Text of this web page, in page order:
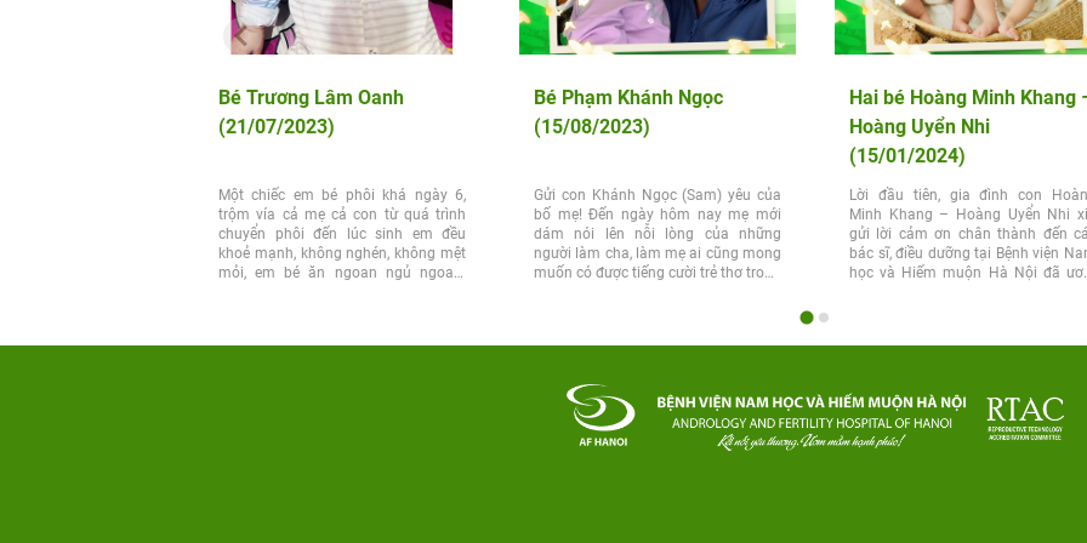
Bé Trương Lâm Oanh
(21/07/2023)
Một chiếc em bé phôi khá ngày 6,
trộm vía cả mẹ cả con từ quá trình
chuyển phôi đến lúc sinh em đều
khoẻ mạnh, không nghén, không mệt
mỏi, em bé ăn ngoan ngủ ngoan.
Bé Phạm Khánh Ngọc
(15/08/2023)
Gửi con Khánh Ngọc (Sam) yêu của
bố mẹ! Đến ngày hôm nay mẹ mới
dám nói lên nỗi lòng của những
người làm cha, làm mẹ ai cũng mong
muốn có được tiếng cười trẻ thơ trong
Hai bé Hoàng Minh Khang
Hoàng Uyển Nhi
(15/01/2024)
Lời đầu tiên, gia đình con
Minh Khang – Hoàng Uyển Nhi
gửi lời cảm ơn chân thành đến
bác sĩ, điều dưỡng tại Bệnh viện
học và Hiếm muộn Hà Nội đã ươm